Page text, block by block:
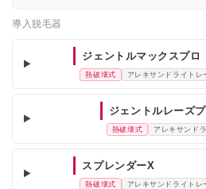
導入脱毛器
ジェントルマックスプロ
熱破壊式 アレキサンドライトレ
ジェントルレーズ
熱破壊式 アレキサンド
スプレンダーX
熱破壊式 アレキサンドライトレ